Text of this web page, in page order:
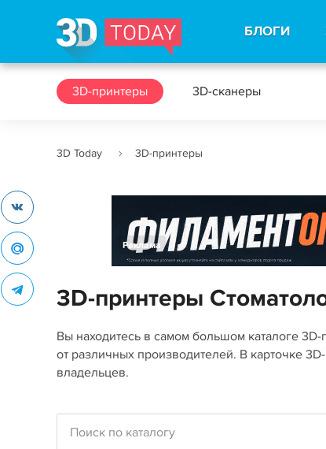
БЛОГИ
3D-принтеры 3D-сканеры
3D Today 3D-принтеры
Реклама
3D-принтеры
Вы находитесь в самом большом каталоге
от различных производителей. В карточке
владельцев.